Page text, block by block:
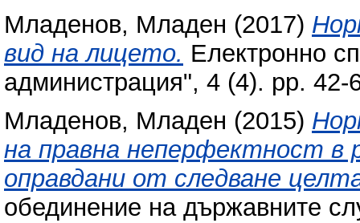
Младенов, Младен (2017)
вид на лицето. Електронно
администрация", 4 (4). pp. 42-
Младенов, Младен (2015)
на правна неперфектност
оправдани от следване
обединение на държавните